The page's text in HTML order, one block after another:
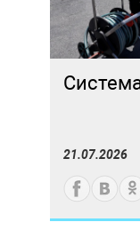
21.07.2026